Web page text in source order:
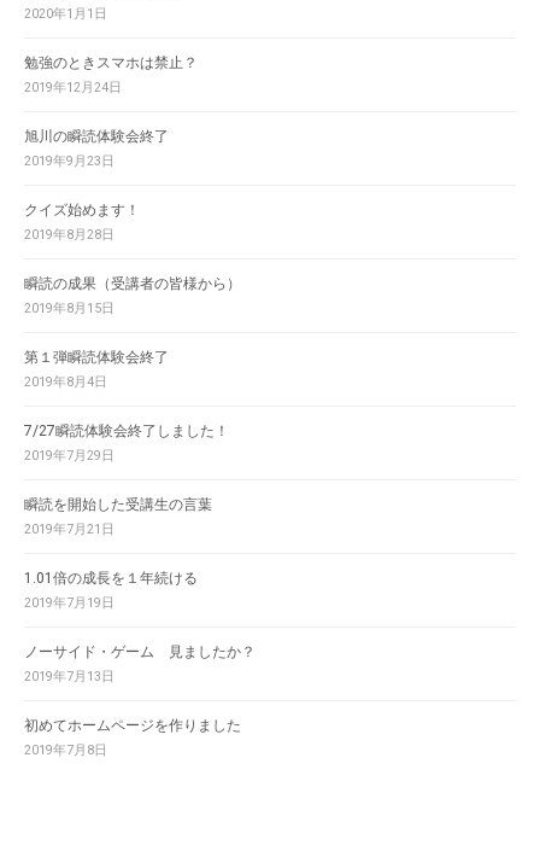
2020年1月1日
勉強のときスマホは禁止？
2019年12月24日
旭川の瞬読体験会終了
2019年9月23日
クイズ始めます！
2019年8月28日
瞬読の成果（受講者の皆様から）
2019年8月15日
第１弾瞬読体験会終了
2019年8月4日
7/27瞬読体験会終了しました！
2019年7月29日
瞬読を開始した受講生の言葉
2019年7月21日
1.01倍の成長を１年続ける
2019年7月19日
ノーサイド・ゲーム 見ましたか？
2019年7月13日
初めてホームページを作りました
2019年7月8日